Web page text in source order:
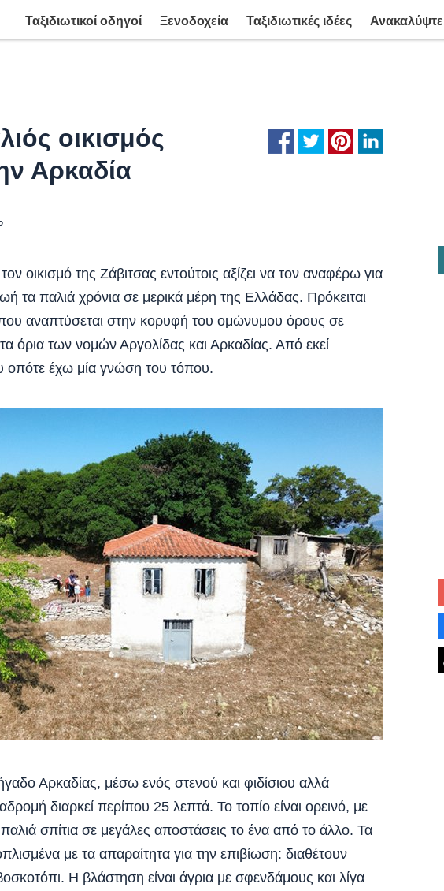
Ταξιδιωτικοί οδηγοί Ξενοδοχεία Ταξιδιωτικές ιδέες Ανακαλύψτε
οικισμός
Αρκαδία
οικισμό της Ζάβιτσας εντούτοις αξίζει να τον αναφέρω για
τα παλιά χρόνια σε μερικά μέρη της Ελλάδας. Πρόκειται
αναπτύσεται στην κορυφή του ομώνυμου όρους σε
όρια των νομών Αργολίδας και Αρκαδίας. Από εκεί
οπότε έχω μία γνώση του τόπου.
Αρκαδίας, μέσω ενός στενού και φιδίσιου αλλά
διαρκεί περίπου 25 λεπτά. Το τοπίο είναι ορεινό, με
σπίτια σε μεγάλες αποστάσεις το ένα από το άλλο. Τα
με τα απαραίτητα για την επιβίωση: διαθέτουν
Η βλάστηση είναι άγρια με σφενδάμους και λίγα